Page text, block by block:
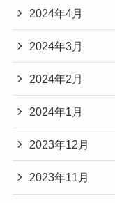
2024年4月
2024年3月
2024年2月
2024年1月
2023年12月
2023年11月